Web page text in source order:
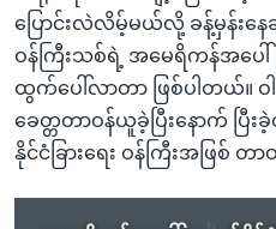
ပြောင်းလဲလိမ့်မယ်လို့ ခန့်မှန်းနေခ
ဝန်ကြီးသစ်ရဲ့ အမေရိကန်အပေ
ထွက်ပေါ်လာတာ ဖြစ်ပါတယ်။
ခေတ္တတာဝန်ယူခဲ့ပြီးနောက် ပြီ
နိုင်ငံခြားရေး ဝန်ကြီးအဖြစ် တ